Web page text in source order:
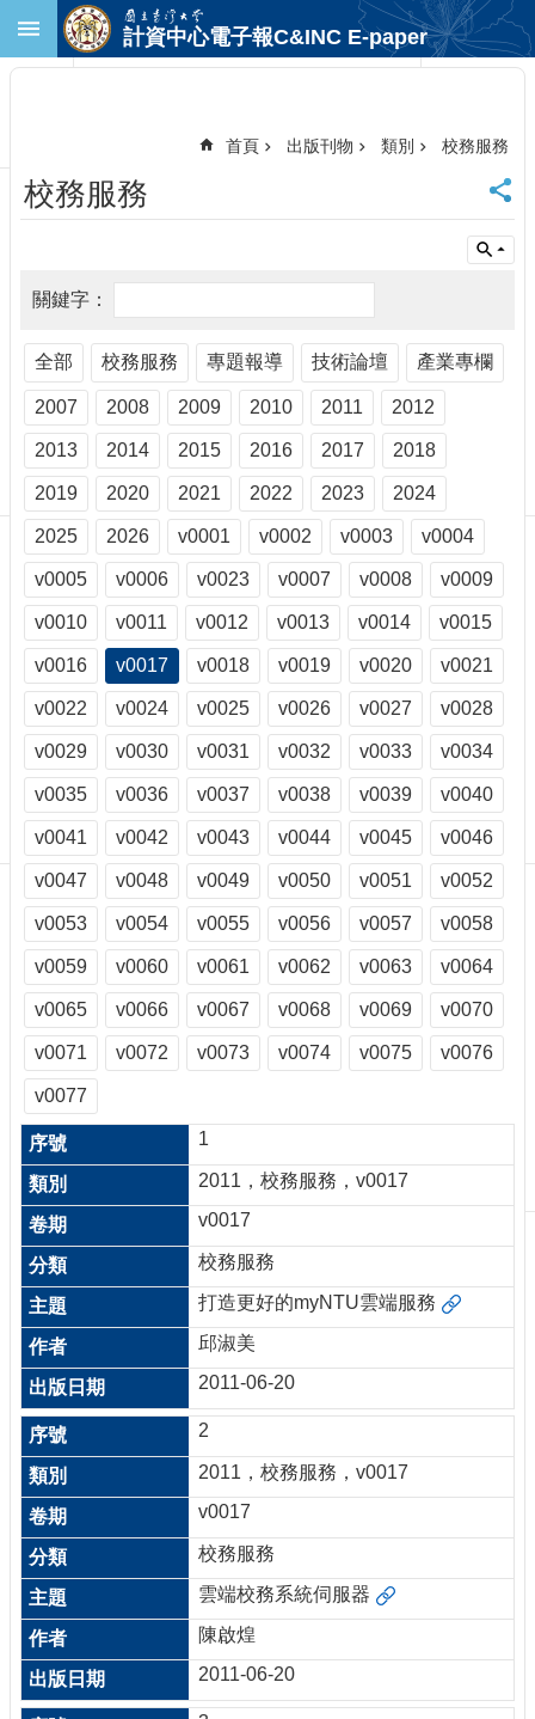
跳到主要內容區塊
首
頁
首
計
中
首
頁
聯
絡
資
訊
訂
閱/
取
消
網
站
導
覽
最
新
消
息
關
於
我
們
出
版
刊
物
校
務
服
務
專
題
報
導
技
術
論
壇
產
業
專
欄
計資中心電子報C&INC E-paper
首頁 出版刊物 類別 校務服務
校務服務
全部 校務服務 專題報導 技術論壇 產業專欄
2007 2008 2009 2010 2011 2012
2013 2014 2015 2016 2017 2018
2019 2020 2021 2022 2023 2024
2025 2026 v0001 v0002 v0003 v0004
v0005 v0006 v0023 v0007 v0008 v0009
v0010 v0011 v0012 v0013 v0014 v0015
v0016 v0017 v0018 v0019 v0020 v0021
v0022 v0024 v0025 v0026 v0027 v0028
v0029 v0030 v0031 v0032 v0033 v0034
v0035 v0036 v0037 v0038 v0039 v0040
v0041 v0042 v0043 v0044 v0045 v0046
v0047 v0048 v0049 v0050 v0051 v0052
v0053 v0054 v0055 v0056 v0057 v0058
v0059 v0060 v0061 v0062 v0063 v0064
v0065 v0066 v0067 v0068 v0069 v0070
v0071 v0072 v0073 v0074 v0075 v0076
v0077
1
2011，校務服務，v0017
v0017
校務服務
打造更好的myNTU雲端服務
邱淑美
2011-06-20
2
2011，校務服務，v0017
v0017
校務服務
雲端校務系統伺服器
陳啟煌
2011-06-20